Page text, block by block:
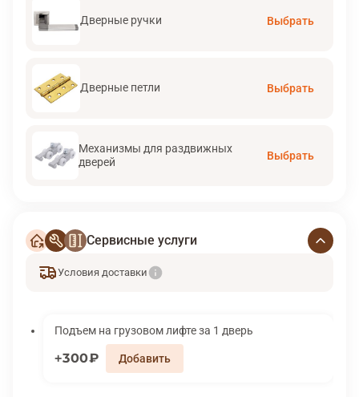
Дверные ручки Выбрать
Дверные петли Выбрать
Механизмы для раздвижных
дверей
Выбрать
Сервисные услуги
Условия доставки
Подъем на грузовом лифте за 1 дверь
300₽